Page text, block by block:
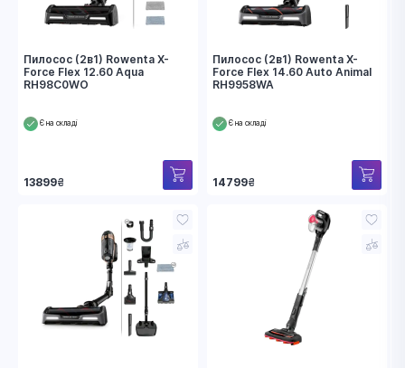
Пилосос (2в1) Rowenta X-
Force Flex 12.60 Aqua
RH98C0WO
Є на складі
13899₴
Пилосос (2в1) Rowenta X-
Force Flex 14.60 Auto Animal
RH9958WA
Є на складі
14799₴